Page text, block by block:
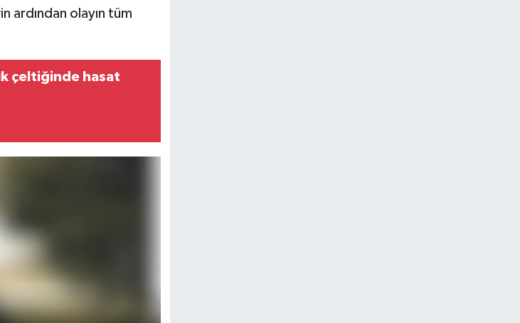
ardından olayın tüm
çeltiğinde hasat